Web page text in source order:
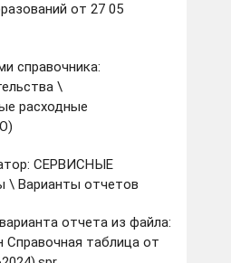
от 27 05
справочника:
\
расходные
СЕРВИСНЫЕ
Варианты отчетов
отчета из файла:
Справочная таблица от